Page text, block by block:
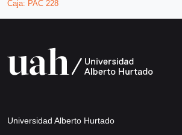
Caja: PAC 228
Universidad Alberto Hurtado